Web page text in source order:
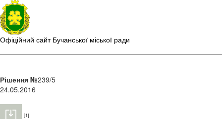
Офіційний сайт Бучанської міської ради
Рішення №239/5
24.05.2016
[1]